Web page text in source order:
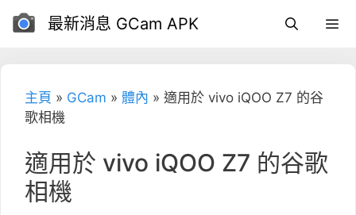
最新消息 GCam APK
主頁 » GCam » 體內 » 適用於 vivo iQOO Z7 的谷
歌相機
適用於 vivo iQOO Z7 的谷歌
相機